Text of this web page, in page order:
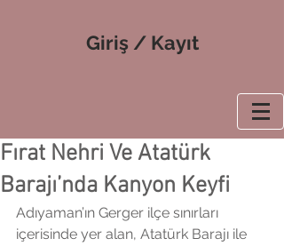
Giriş / Kayıt
Fırat Nehri Ve Atatürk
Barajı’nda Kanyon Keyfi
Adıyaman’ın Gerger ilçe sınırları
içerisinde yer alan, Atatürk Barajı ile